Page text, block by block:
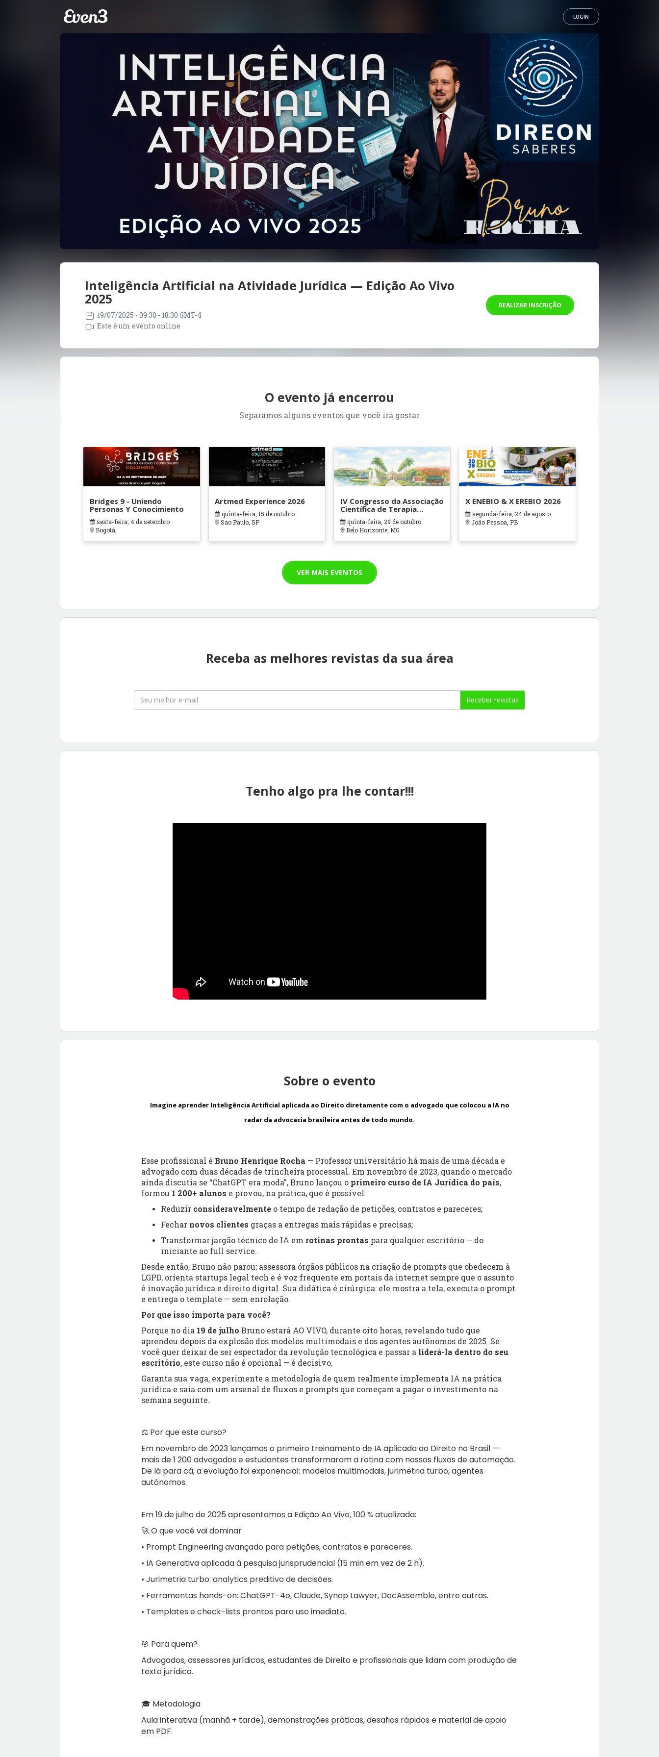
LOGIN
Inteligência Artificial na Atividade Jurídica — Edição Ao Vivo
2025
19/07/2025 - 09:30 - 18:30 GMT-4
Este é um evento online
REALIZAR INSCRIÇÃO
O evento já encerrou
Separamos alguns eventos que você irá gostar
Bridges 9 - Uniendo
Personas Y Conocimiento
sexta-feira, 4 de setembro
Bogotá,
Artmed Experience 2026
quinta-feira, 15 de outubro
Sao Paulo, SP
IV Congresso da Associação
Científica de Terapia
Ocupacional em Contextos
Hospitalares e Cuidados
Paliativos - ATOHOSP
quinta-feira, 29 de outubro
Belo Horizonte, MG
X ENEBIO & X EREBIO 2026
segunda-feira, 24 de agosto
João Pessoa, PB
VER MAIS EVENTOS
Receba as melhores revistas da sua área
Receber revistas
Tenho algo pra lhe contar!!!
Sobre o evento
Imagine aprender Inteligência Artificial aplicada ao Direito diretamente com o advogado que colocou a IA no
radar da advocacia brasileira antes de todo mundo.
Esse profissional é Bruno Henrique Rocha — Professor universitário há mais de uma década e
advogado com duas décadas de trincheira processual. Em novembro de 2023, quando o mercado
ainda discutia se “ChatGPT era moda”, Bruno lançou o primeiro curso de IA Jurídica do país,
formou 1 200+ alunos e provou, na prática, que é possível:
Reduzir consideravelmente o tempo de redação de petições, contratos e pareceres;
Fechar novos clientes graças a entregas mais rápidas e precisas;
Transformar jargão técnico de IA em rotinas prontas para qualquer escritório — do
iniciante ao full service.
Desde então, Bruno não parou: assessora órgãos públicos na criação de prompts que obedecem à
LGPD, orienta startups legal tech e é voz frequente em portais da internet sempre que o assunto
é inovação jurídica e direito digital. Sua didática é cirúrgica: ele mostra a tela, executa o prompt
e entrega o template — sem enrolação.
Por que isso importa para você?
Porque no dia 19 de julho Bruno estará AO VIVO, durante oito horas, revelando tudo que
aprendeu depois da explosão dos modelos multimodais e dos agentes autônomos de 2025. Se
você quer deixar de ser espectador da revolução tecnológica e passar a liderá-la dentro do seu
escritório, este curso não é opcional — é decisivo.
Garanta sua vaga, experimente a metodologia de quem realmente implementa IA na prática
jurídica e saia com um arsenal de fluxos e prompts que começam a pagar o investimento na
semana seguinte.
⚖️ Por que este curso?
Em novembro de 2023 lançamos o primeiro treinamento de IA aplicada ao Direito no Brasil —
mais de 1 200 advogados e estudantes transformaram a rotina com nossos fluxos de automação.
De lá para cá, a evolução foi exponencial: modelos multimodais, jurimetria turbo, agentes
autônomos.
Em 19 de julho de 2025 apresentamos a Edição Ao Vivo, 100 % atualizada:
🚀 O que você vai dominar
• Prompt Engineering avançado para petições, contratos e pareceres.
• IA Generativa aplicada à pesquisa jurisprudencial (15 min em vez de 2 h).
• Jurimetria turbo: analytics preditivo de decisões.
• Ferramentas hands-on: ChatGPT-4o, Claude, Synap Lawyer, DocAssemble, entre outras.
• Templates e check-lists prontos para uso imediato.
🎯 Para quem?
Advogados, assessores jurídicos, estudantes de Direito e profissionais que lidam com produção de
texto jurídico.
🎓 Metodologia
Aula interativa (manhã + tarde), demonstrações práticas, desafios rápidos e material de apoio
em PDF.